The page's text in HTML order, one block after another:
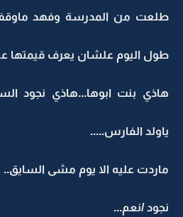
طلعت من المدرسة وفهد ماوقف
طول اليوم علشان يعرف قيمتها
هاذي بنت ابوها...هاذي نجود
ياولد الفارس.....
ماردت عليه الا يوم مشى السايق..
نجود /نعم...